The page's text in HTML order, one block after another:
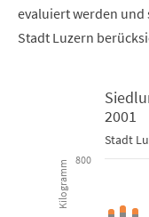
evaluiert werden
Stadt Luzern
Siedlungsabfälle pro
Bar chart with 5 data
Stadt Luzern
Kilogramm
2001
Stadt
800